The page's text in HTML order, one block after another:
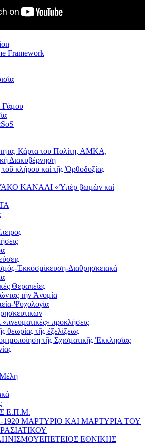
Framework
Γάμου
Κάρτα του Πολίτη, ΑΜΚΑ,
Διακυβέρνηση
κλήρου καί τῆς Ὀρθοδοξίας
ΚΑΝΑΛΙ «Ὑπέρ βωμῶν καί
Ἐκκοσμίκευση-Διαθρησκειακά
Θεραπεῖες
τήν Ἀνομία
Ψυχολογία
προκλήσεις
θεωρίας τῆς ἐξελίξεως
τῆς Σχισματικῆς Ἐκκλησίας
Μέλη
Ε.Π.Μ.
1920 ΜΑΡΤΥΡΙΟ ΚΑI ΜΑΡΤΥΡIΑ ΤΟΥ
EΘΝΙΚHΣ